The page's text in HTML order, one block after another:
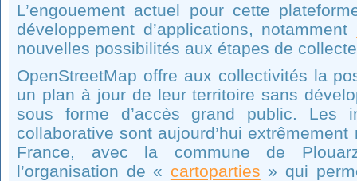
L’engouement actuel pour cette
développement d’applications, notamment
nouvelles possibilités aux étapes de
OpenStreetMap offre aux collectivités la
un plan à jour de leur territoire sans
sous forme d’accès grand public. Les
collaborative sont aujourd’hui extrêmement
France, avec la commune de
l’organisation de « cartoparties » qui